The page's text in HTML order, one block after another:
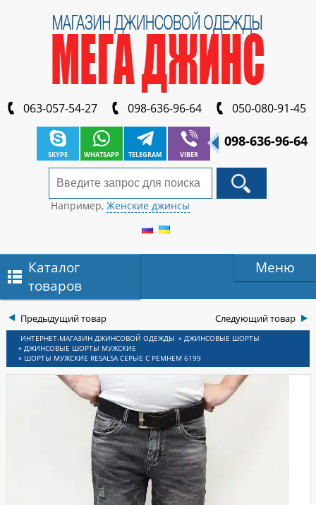
063-057-54-27 098-636-96-64 050-080-91-45
SKYPE WHATSAPP TELEGRAM VIBER
098-636-96-64
Например,Женские джинсы
Меню
Каталог
товаров
Предыдущий товар Следующий товар
» ДЖИНСОВЫЕ ШОРТЫ
» ДЖИНСОВЫЕ ШОРТЫ МУЖСКИЕ
» ШОРТЫ МУЖСКИЕ RESALSA СЕРЫЕ С РЕМНЕМ 6199